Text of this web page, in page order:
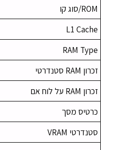
ROM/סוג קו
L1 Cache
RAM Type
זכרון RAM סטנדרטי
זכרון RAM על לוח אם
כרטיס מסך
סטנדרטי VRAM